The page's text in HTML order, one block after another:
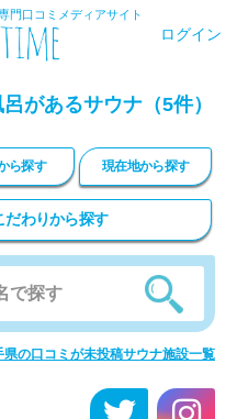
門口コミメディアサイト
ログイン
があるサウナ（5件）
ら探す 現在地から探す
だわりから探す
県の口コミが未投稿サウナ施設一覧